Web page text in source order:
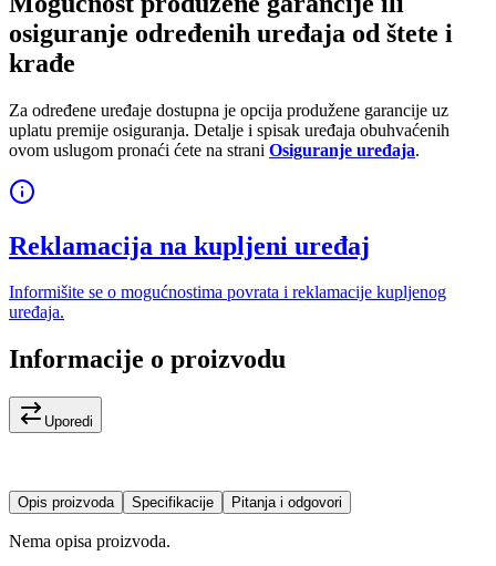
osiguranje određenih uređaja od štete i
krađe
Za određene uređaje dostupna je opcija produžene garancije uz
uplatu premije osiguranja. Detalje i spisak uređaja obuhvaćenih
ovom uslugom pronaći ćete na strani Osiguranje uređaja.
Reklamacija na kupljeni uređaj
Informišite se o mogućnostima povrata i reklamacije kupljenog
uređaja.
Informacije o proizvodu
Uporedi
Opis proizvoda Specifikacije Pitanja i odgovori
Nema opisa proizvoda.